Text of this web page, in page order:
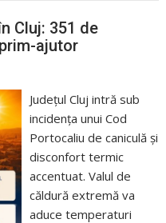
Cluj: 351 de
ajutor
Județul Cluj intră sub
incidența unui Cod
Portocaliu de caniculă și
disconfort termic
accentuat. Valul de
căldură extremă va
aduce temperaturi